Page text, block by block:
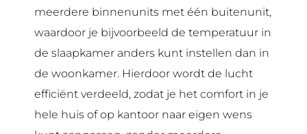
meerdere binnenunits met één buitenunit,
waardoor je bijvoorbeeld de temperatuur in
de slaapkamer anders kunt instellen dan in
de woonkamer. Hierdoor wordt de lucht
efficiënt verdeeld, zodat je het comfort in je
hele huis of op kantoor naar eigen wens